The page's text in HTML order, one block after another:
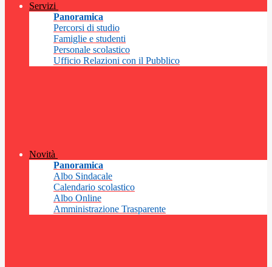
Servizi
Panoramica
Percorsi di studio
Famiglie e studenti
Personale scolastico
Ufficio Relazioni con il Pubblico
Novità
Panoramica
Albo Sindacale
Calendario scolastico
Albo Online
Amministrazione Trasparente